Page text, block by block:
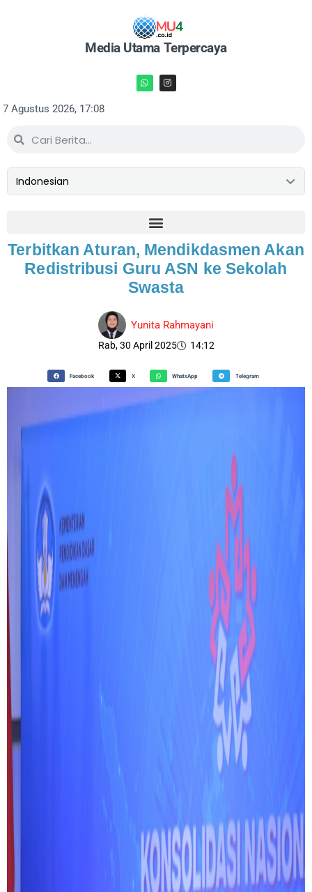
Media Utama Terpercaya
7 Agustus 2026, 17:08
Terbitkan Aturan, Mendikdasmen Akan
Redistribusi Guru ASN ke Sekolah
Swasta
Yunita Rahmayani
Rab, 30 April 2025 14:12
Facebook X WhatsApp Telegram